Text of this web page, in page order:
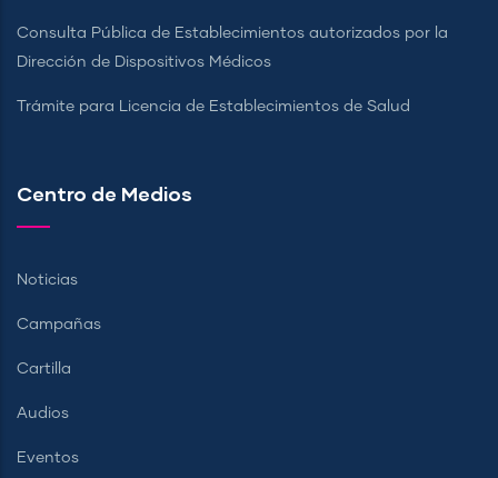
Consulta Pública de Establecimientos autorizados por la
Dirección de Dispositivos Médicos
Trámite para Licencia de Establecimientos de Salud
Centro de Medios
Noticias
Campañas
Cartilla
Audios
Eventos